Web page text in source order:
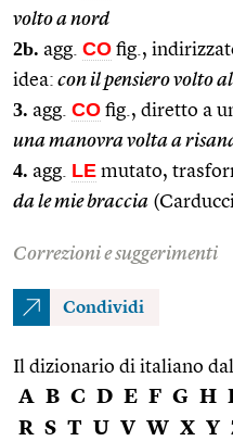
volto a nord
2b. agg. CO fig.,
idea: con il pensiero volto
3. agg. CO fig., diretto a
una manovra volta a
4. agg. LE mutato,
da le mie braccia
Correzioni e suggerimenti
Condividi
Il dizionario di italiano
A B C D E F G H
R S T U V W X Y